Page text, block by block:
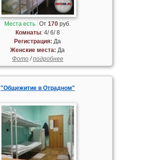
Места есть От170 руб.
Комнаты: 4/ 6/ 8
Регистрация: Да
Женские места: Да
Фото/подробнее
"Общежитие в Отрадном"